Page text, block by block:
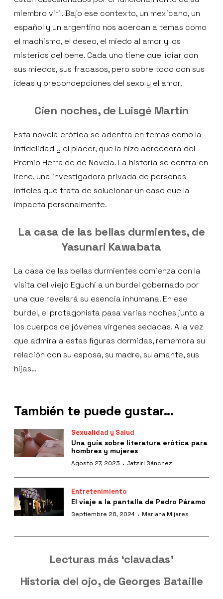
miembro viril. Bajo ese contexto, un mexicano, un
español y un argentino nos acercan a temas como
el machismo, el deseo, el miedo al amor y los
misterios del pene. Cada uno tiene que lidiar con
sus miedos, sus fracasos, pero sobre todo con sus
ideas y preconcepciones del sexo y el amor.
Cien noches, de Luisgé Martín
Esta novela erótica se adentra en temas como la
infidelidad y el placer, que la hizo acreedora del
Premio Herralde de Novela. La historia se centra en
Irene, una investigadora privada de personas
infieles que trata de solucionar un caso que la
impacta personalmente.
La casa de las bellas durmientes, de
Yasunari Kawabata
La casa de las bellas durmientes comienza con la
visita del viejo Eguchi a un burdel gobernado por
una que revelará su esencia inhumana. En ese
burdel, el protagonista pasa varias noches junto a
los cuerpos de jóvenes vírgenes sedadas. A la vez
que admira a estas ﬁguras dormidas, rememora su
relación con su esposa, su madre, su amante, sus
hijas…
También te puede gustar...
Sexualidad y Salud
Una guía sobre literatura erótica para
hombres y mujeres
Agosto 27, 2023 · Jatziri Sánchez
Entretenimiento
El viaje a la pantalla de Pedro Páramo
Septiembre 28, 2024 · Mariana Mijares
Lecturas más ‘clavadas’
Historia del ojo, de Georges Bataille